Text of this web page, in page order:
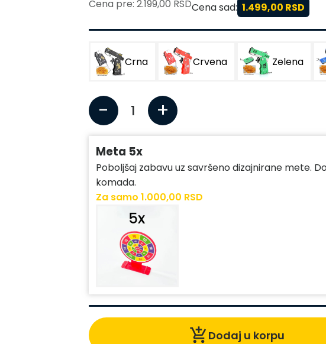
Cena pre: 2.199,00 RSDCena sad: 1.499,00 RSD
Crna Crvena Zelena
- 1 +
Meta 5x
Poboljšaj zabavu uz savršeno dizajnirane mete.
komada.
Za samo 1.000,00 RSD
add_shopping_cart Dodaj u korpu